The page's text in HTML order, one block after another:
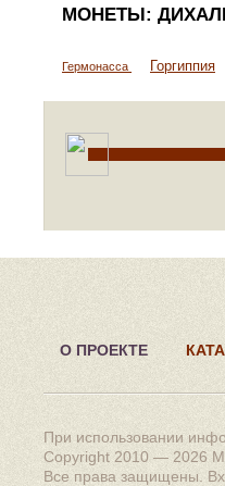
МОНЕТЫ:
Гермонасса Горгиппия
О ПРОЕКТЕ
При использовании
Copyright 2010 — 2026
Все права защищены.